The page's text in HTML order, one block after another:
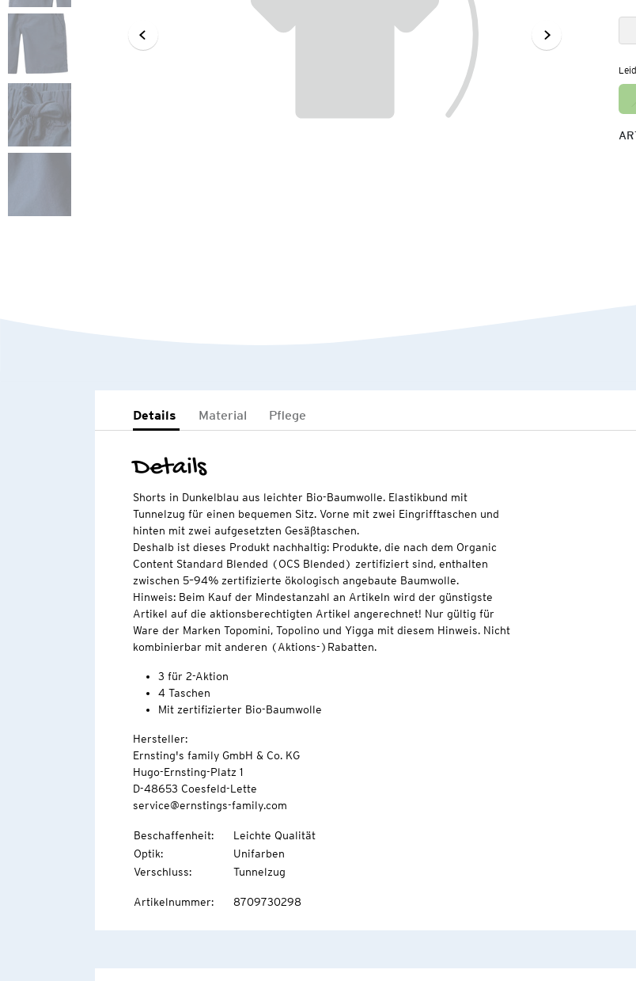
Details Material Pflege
Details
Shorts in Dunkelblau aus leichter Bio-Baumwolle. Elastikbund mit
Tunnelzug für einen bequemen Sitz. Vorne mit zwei Eingrifftaschen und
hinten mit zwei aufgesetzten Gesäßtaschen.
Deshalb ist dieses Produkt nachhaltig: Produkte, die nach dem Organic
Content Standard Blended (OCS Blended) zertifiziert sind, enthalten
zwischen 5–94% zertifizierte ökologisch angebaute Baumwolle.
Hinweis: Beim Kauf der Mindestanzahl an Artikeln wird der günstigste
Artikel auf die aktionsberechtigten Artikel angerechnet! Nur gültig für
Ware der Marken Topomini, Topolino und Yigga mit diesem Hinweis. Nicht
kombinierbar mit anderen (Aktions-)Rabatten.
3 für 2-Aktion
4 Taschen
Mit zertifizierter Bio-Baumwolle
Hersteller:
Ernsting's family GmbH & Co. KG
Hugo-Ernsting-Platz 1
D-48653 Coesfeld-Lette
service@ernstings-family.com
Beschaffenheit:
Leichte Qualität
Optik:
Unifarben
Verschluss: Tunnelzug
Artikelnummer: 8709730298